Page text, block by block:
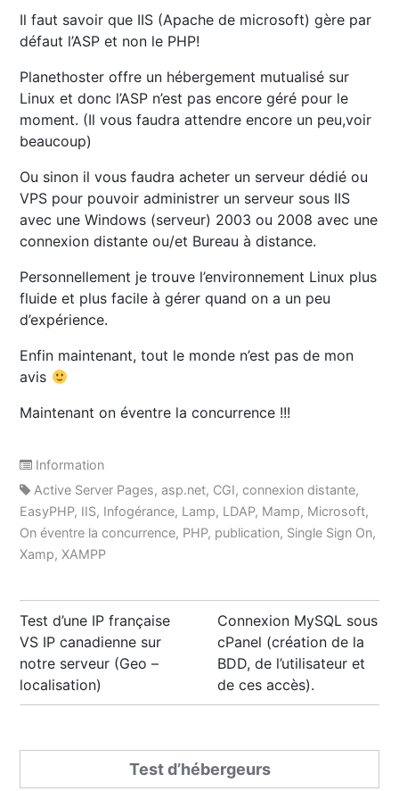
Il faut savoir que IIS (Apache de microsoft) gère par
défaut l’ASP et non le PHP!
Planethoster offre un hébergement mutualisé sur
Linux et donc l’ASP n’est pas encore géré pour le
moment. (Il vous faudra attendre encore un peu,voir
beaucoup)
Ou sinon il vous faudra acheter un serveur dédié ou
VPS pour pouvoir administrer un serveur sous IIS
avec une Windows (serveur) 2003 ou 2008 avec une
connexion distante ou/et Bureau à distance.
Personnellement je trouve l’environnement Linux plus
fluide et plus facile à gérer quand on a un peu
d’expérience.
Enfin maintenant, tout le monde n’est pas de mon
avis
Maintenant on éventre la concurrence !!!
Information
Active Server Pages, asp.net, CGI,connexion distante,
EasyPHP, IIS, Infogérance, Lamp, LDAP, Mamp, Microsoft,
On éventre la concurrence, PHP, publication, Single Sign On,
Xamp,XAMPP
Post
navigation
Test d’une IP française
VS IP canadienne sur
notre serveur (Geo –
localisation)
Connexion MySQL sous
cPanel (création de la
BDD, de l’utilisateur et
de ces accès).
Test d’hébergeurs